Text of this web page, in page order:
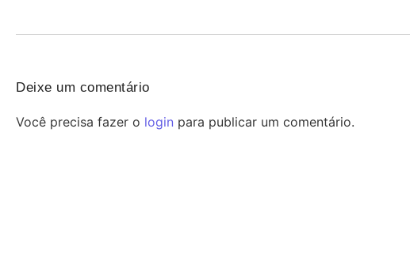
Deixe um comentário
Você precisa fazer o login para publicar um comentário.